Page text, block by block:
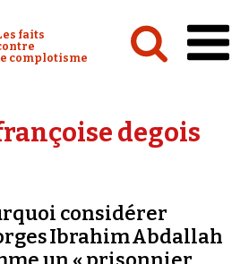
Watch :
faits
complotisme
degois
considérer
Ibrahim Abdallah